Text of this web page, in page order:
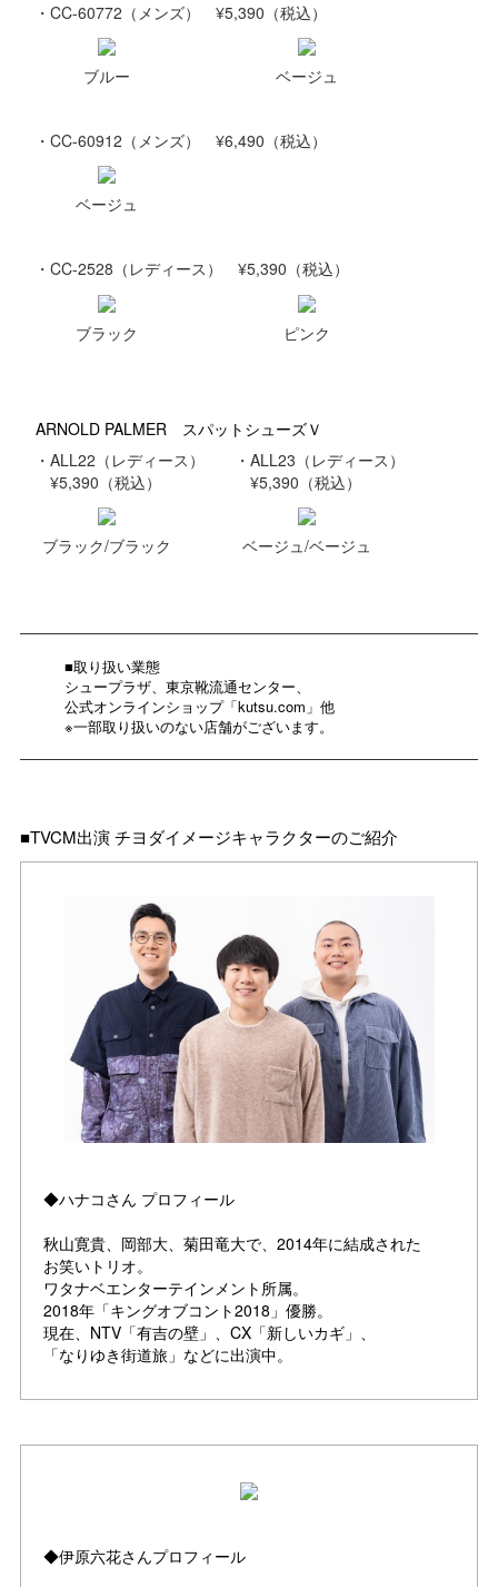
・CC-60772（メンズ） ¥5,390（税込）
ブルー ベージュ
・CC-60912（メンズ） ¥6,490（税込）
ベージュ
・CC-2528（レディース） ¥5,390（税込）
ブラック ピンク
ARNOLD PALMER スパットシューズＶ
・ALL22（レディース）
¥5,390（税込）
ブラック/ブラック
・ALL23（レディース）
¥5,390（税込）
ベージュ/ベージュ
■取り扱い業態
シュープラザ、東京靴流通センター、
公式オンラインショップ「kutsu.com」他
※一部取り扱いのない店舗がございます。
■TVCM出演 チヨダイメージキャラクターのご紹介
◆ハナコさん プロフィール
秋山寛貴、岡部大、菊田竜大で、2014年に結成された
お笑いトリオ。
ワタナベエンターテインメント所属。
2018年「キングオブコント2018」優勝。
現在、NTV「有吉の壁」、CX「新しいカギ」、
「なりゆき街道旅」などに出演中。
◆伊原六花さんプロフィール